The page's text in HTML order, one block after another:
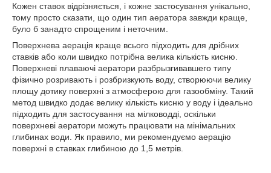
Кожен ставок відрізняється, і кожне застосування унікально,
тому просто сказати, що один тип аератора завжди краще,
було б занадто спрощеним і неточним.
Поверхнева аерація краще всього підходить для дрібних
ставків або коли швидко потрібна велика кількість кисню.
Поверхневі плаваючі аератори разбрызгивавшего типу
фізично розривають і розбризкують воду, створюючи велику
площу дотику поверхні з атмосферою для газообміну. Такий
метод швидко додає велику кількість кисню у воду і ідеально
підходить для застосування на мілководді, оскільки
поверхневі аератори можуть працювати на мінімальних
глибинах води. Як правило, ми рекомендуємо аерацію
поверхні в ставках глибиною до 1,5 метрів.